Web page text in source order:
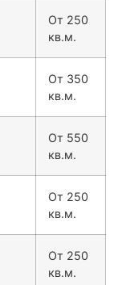
От 250
кв.м.
От 350
кв.м.
От 550
кв.м.
От 250
кв.м.
От 250
кв.м.